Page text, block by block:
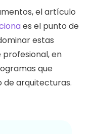
el artículo
es el punto de
estas
que
arquitecturas.